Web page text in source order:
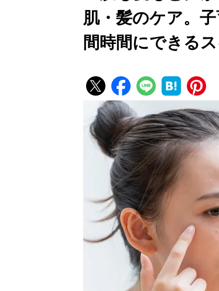
肌・髪のケア。
間時間にできる